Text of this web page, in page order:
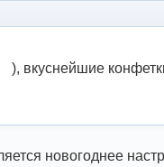
новогоднее